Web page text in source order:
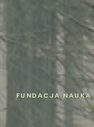
FUNDACJA